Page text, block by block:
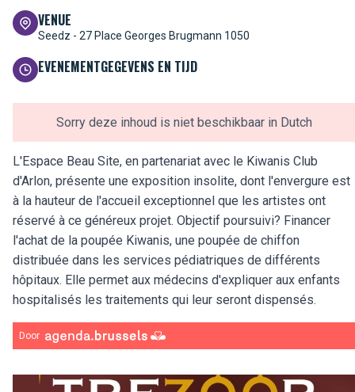
VENUE
Seedz - 27 Place Georges Brugmann 1050
EVENEMENTGEGEVENS EN TIJD
Sorry deze inhoud is niet beschikbaar in Dutch
L'Espace Beau Site, en partenariat avec le Kiwanis Club
d'Arlon, présente une exposition insolite, dont l'envergure est
à la hauteur de l'accueil exceptionnel que les artistes ont
réservé à ce généreux projet. Objectif poursuivi? Financer
l'achat de la poupée Kiwanis, une poupée de chiffon
distribuée dans les services pédiatriques de différents
hôpitaux. Elle permet aux médecins d'expliquer aux enfants
hospitalisés les traitements qui leur seront dispensés.
Door